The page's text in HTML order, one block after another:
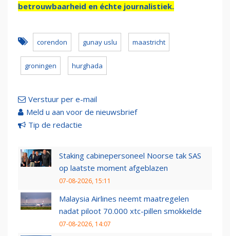
betrouwbaarheid en échte journalistiek.
corendon gunay uslu maastricht
groningen hurghada
Verstuur per e-mail
Meld u aan voor de nieuwsbrief
Tip de redactie
Staking cabinepersoneel Noorse tak SAS
op laatste moment afgeblazen
07-08-2026, 15:11
Malaysia Airlines neemt maatregelen
nadat piloot 70.000 xtc-pillen smokkelde
07-08-2026, 14:07